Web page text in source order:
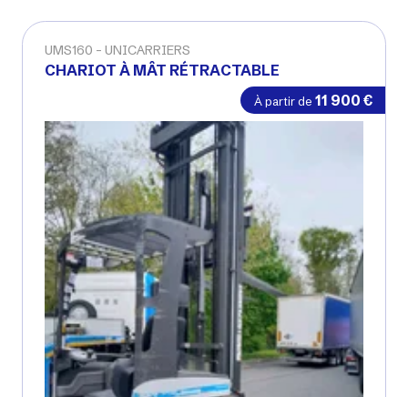
CHARIOT À MÂT RÉTRACTABLE
UNICARRIERS
UMS160
À partir de 11 900 €